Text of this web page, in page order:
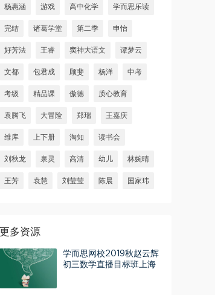
杨惠涵 游戏 高中化学 学而思乐读
完结 诸葛学堂 第二季 申怡
好芳法 王睿 窦神大语文 谭梦云
文都 包君成 顾斐 杨洋 中考
考级 精品课 傲德 质心教育
袁腾飞 大冒险 郑瑞 王嘉庆
维库 上下册 淘知 读书会
刘秋龙 泉灵 高清 幼儿 林婉晴
王芳 袁慧 刘莹莹 陈晨 国家玮
更多资源
学而思网校2019秋赵云辉
初三数学直播目标班上海